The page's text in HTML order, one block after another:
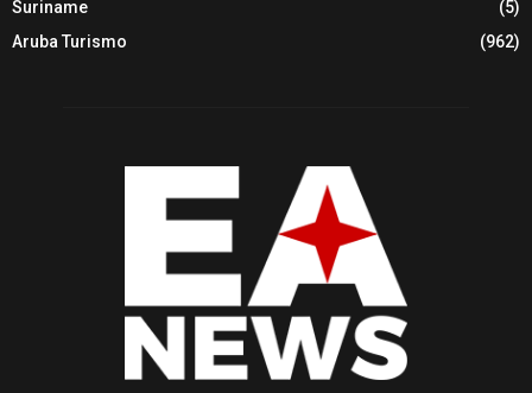
Suriname
(5)
Aruba Turismo
(962)